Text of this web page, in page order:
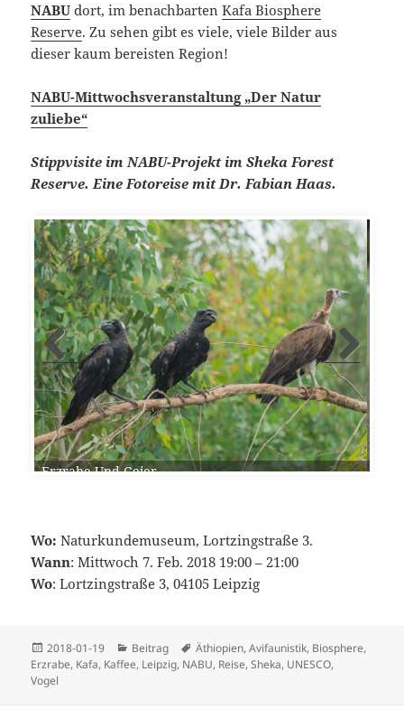
NABU dort, im benachbartenKafa Biosphere
Reserve. Zu sehen gibt es viele, viele Bilder aus
dieser kaum bereisten Region!
NABU-Mittwochsveranstaltung „Der Natur
zuliebe“
Stippvisite im NABU-Projekt im Sheka Forest
Reserve. Eine Fotoreise mit Dr. Fabian Haas.
Wo: Naturkundemuseum, Lortzingstraße 3.
Wann: Mittwoch 7. Feb. 2018 19:00 – 21:00
Wo: Lortzingstraße 3, 04105 Leipzig
Veröffentlicht
am
2018-01-19 Kategorien
Beitrag Schlagwörter
Äthiopien,Avifaunistik, Biosphere,
Erzrabe, Kafa, Kaffee, Leipzig, NABU, Reise,Sheka, UNESCO,
Vogel